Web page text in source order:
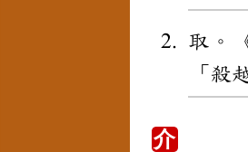
取。
「殺
介